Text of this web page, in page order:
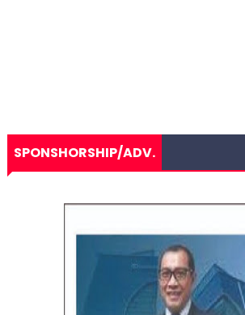
SPONSHORSHIP/ADV.